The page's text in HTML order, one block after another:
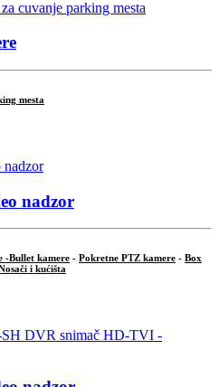
mesta
nadzor
-Bullet kamere - Pokretne PTZ kamere - Box
i kućišta